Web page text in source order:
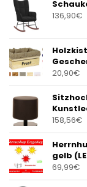
136,90€
20,90€
158,56€
gelb
69,99€